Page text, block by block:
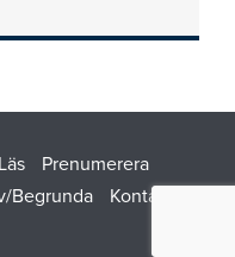
Läs
Prenumerera
Begrunda
Kontakt